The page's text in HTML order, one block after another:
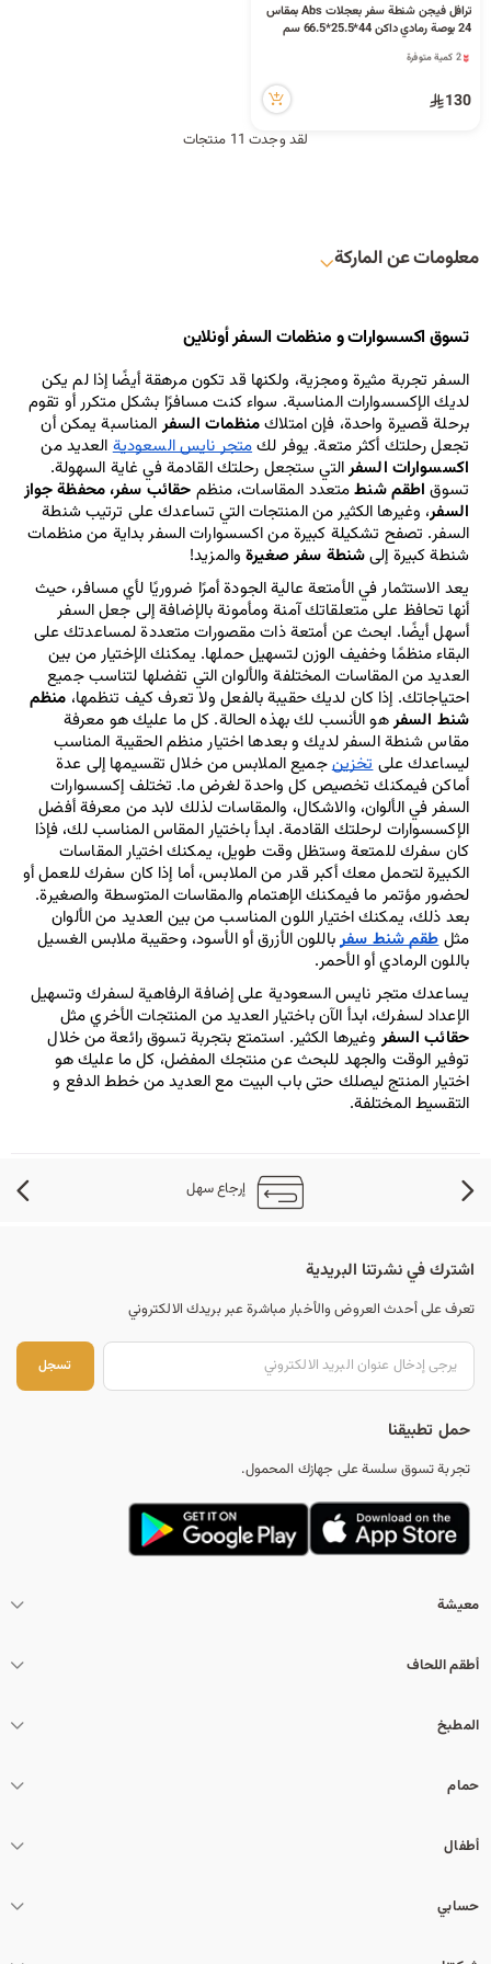
ترافل فيجن شنطة سفر بعجلات Abs بمقاس
24 بوصة رمادي داكن 44*25.5*66.5 سم
2 كمية متوفرة
27 مشاهدة مؤخراً
2 كمية متوفرة
130
لقد وجدت 11 منتجات
معلومات عن الماركة
تسوق اكسسوارات و منظمات السفر أونلاين
السفر تجربة مثيرة ومجزية، ولكنها قد تكون مرهقة أيضًا إذا لم يكن
لديك الإكسسوارات المناسبة. سواء كنت مسافرًا بشكل متكرر أو تقوم
برحلة قصيرة واحدة، فإن امتلاك منظمات السفر
المناسبة يمكن أن
تجعل رحلتك أكثر متعة. يوفر لك متجر نايس السعودية العديد من
اكسسوارات السفر
التي ستجعل رحلتك القادمة في غاية السهولة.
تسوق اطقم شنط متعدد المقاسات، منظم حقائب سفر،
محفظة جواز
السفر
، وغيرها الكثير من المنتجات التي تساعدك على ترتيب شنطة
السفر. تصفح تشكيلة كبيرة من اكسسوارات السفر بداية من منظمات
شنطة كبيرة إلى شنطة سفر صغيرة والمزيد!
يعد الاستثمار في الأمتعة عالية الجودة أمرًا ضروريًا لأي مسافر، حيث
أنها تحافظ على متعلقاتك آمنة ومأمونة بالإضافة إلى جعل السفر
أسهل أيضًا. ابحث عن أمتعة ذات مقصورات متعددة لمساعدتك على
البقاء منظمًا وخفيف الوزن لتسهيل حملها. يمكنك الإختيار من بين
العديد من المقاسات المختلفة والألوان التي تفضلها لتناسب جميع
احتياجاتك. إذا كان لديك حقيبة بالفعل ولا تعرف كيف تنظمها،
منظم
شنط السفر
هو الأنسب لك بهذه الحالة. كل ما عليك هو معرفة
مقاس شنطة السفر لديك و بعدها اختيار منظم الحقيبة المناسب
ليساعدك على تخزين
جميع الملابس من خلال تقسيمها إلى عدة
أماكن فيمكنك تخصيص كل واحدة لغرض ما. تختلف إكسسوارات
السفر في الألوان، والاشكال، والمقاسات لذلك لابد من معرفة أفضل
الإكسسوارات لرحلتك القادمة. ابدأ باختيار المقاس المناسب لك، فإذا
كان سفرك للمتعة وستظل وقت طويل، يمكنك اختيار المقاسات
الكبيرة لتحمل معك أكبر قدر من الملابس، أما إذا كان سفرك للعمل أو
لحضور مؤتمر ما فيمكنك الإهتمام والمقاسات المتوسطة والصغيرة.
بعد ذلك، يمكنك اختيار اللون المناسب من بين العديد من الألوان
مثل طقم شنط سفر
باللون الأزرق أو الأسود، وحقيبة ملابس الغسيل
باللون الرمادي أو الأحمر.
يساعدك متجر نايس السعودية على إضافة الرفاهية لسفرك وتسهيل
الإعداد لسفرك، ابدأ الآن باختيار العديد من المنتجات الأخري مثل
حقائب السفر
وغيرها الكثير. استمتع بتجربة تسوق رائعة من خلال
توفير الوقت والجهد للبحث عن منتجك المفضل، كل ما عليك هو
اختيار المنتج ليصلك حتى باب البيت مع العديد من خطط الدفع و
التقسيط المختلفة.
إرجاع سهل
اشترك في نشرتنا البريدية
تعرف على أحدث العروض والأخبار مباشرة عبر بريدك الالكتروني
تسجل
حمل تطبيقنا
تجربة تسوق سلسة على جهازك المحمول.
معيشة
أطقم اللحاف
المطبخ
حمام
أطفال
حسابي